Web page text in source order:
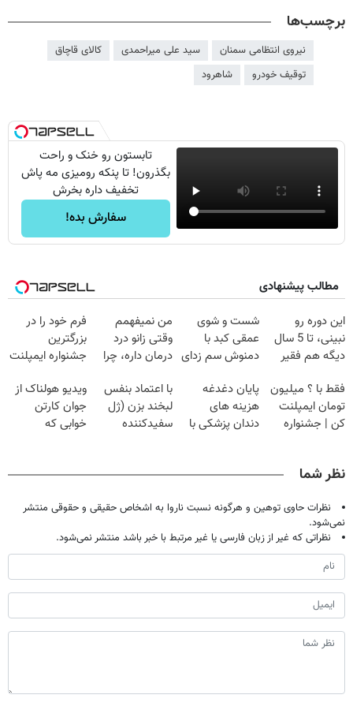
برچسب‌ها
نیروی انتظامی سمنان سید علی میراحمدی
کالای قاچاق
توقیف خودرو
شاهرود
تابستون رو خنک و راحت
بگذرون! تا پنکه رومیزی مه پاش
تخفیف داره بخرش
سفارش بده!
مطالب پیشنهادی
این دوره رو
نبینی، تا 5 سال
دیگه هم فقیر
الان ثبت نام کن
شست و شوی
عمقی کبد با
دمنوش سم زدای
من نمیفهمم
وقتی زانو درد
درمان داره، چرا
تحمل میکنی؟❗
فرم خود را در
بزرگترین
جشنواره ایمپلنت
فقط ۲۵ میلیون
فقط با ؟ میلیون
تومان ایمپلنت
کن | جشنواره
پایان دغدغه
هزینه های
دندان پزشکی با
با اعتماد بنفس
لبخند بزن (ژل
سفیدکننده
ویدیو هولناک از
جوان کارتن
خوابی که
نظر شما
نظرات حاوی توهین و هرگونه نسبت ناروا به اشخاص حقیقی و حقوقی منتشر
نمی‌شود.
نظراتی که غیر از زبان فارسی یا غیر مرتبط با خبر باشد منتشر نمی‌شود.